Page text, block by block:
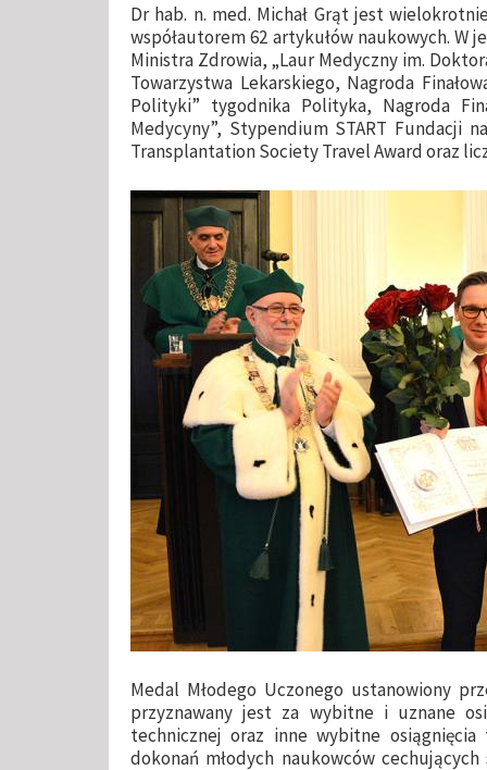
Dr hab. n. med. Michał Grąt jest
współautorem 62 artykułów naukowych.
Ministra Zdrowia, „Laur Medyczny im.
Towarzystwa Lekarskiego, Nagroda
Polityki” tygodnika Polityka, Nagroda
Medycyny”, Stypendium START Fundacji
Transplantation Society Travel Award oraz
Medal Młodego Uczonego ustanowiony
przyznawany jest za wybitne i uznane
technicznej oraz inne wybitne osiągnięcia
dokonań młodych naukowców